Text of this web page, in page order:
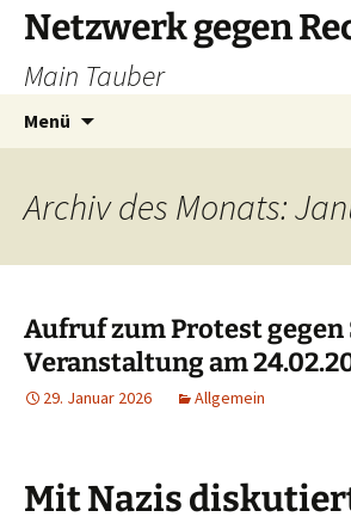
Zum
Inhalt
springen
Netzwerk gegen
Main Tauber
Menü
Archiv des Monats:
Aufruf zum Protest gegen
Veranstaltung am
29. Januar 2026 Allgemein
Mit Nazis